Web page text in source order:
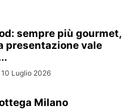
sempre più gourmet,
presentazione vale
10 Luglio 2026
Milano